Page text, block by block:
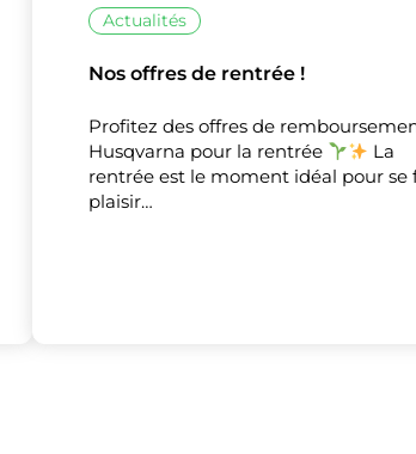
Actualités
Nos offres de rentrée !
Profitez des offres de
Husqvarna pour la rentrée
La
rentrée est le moment idéal pour se
plaisir…